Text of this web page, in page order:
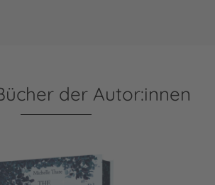
der Autor:innen